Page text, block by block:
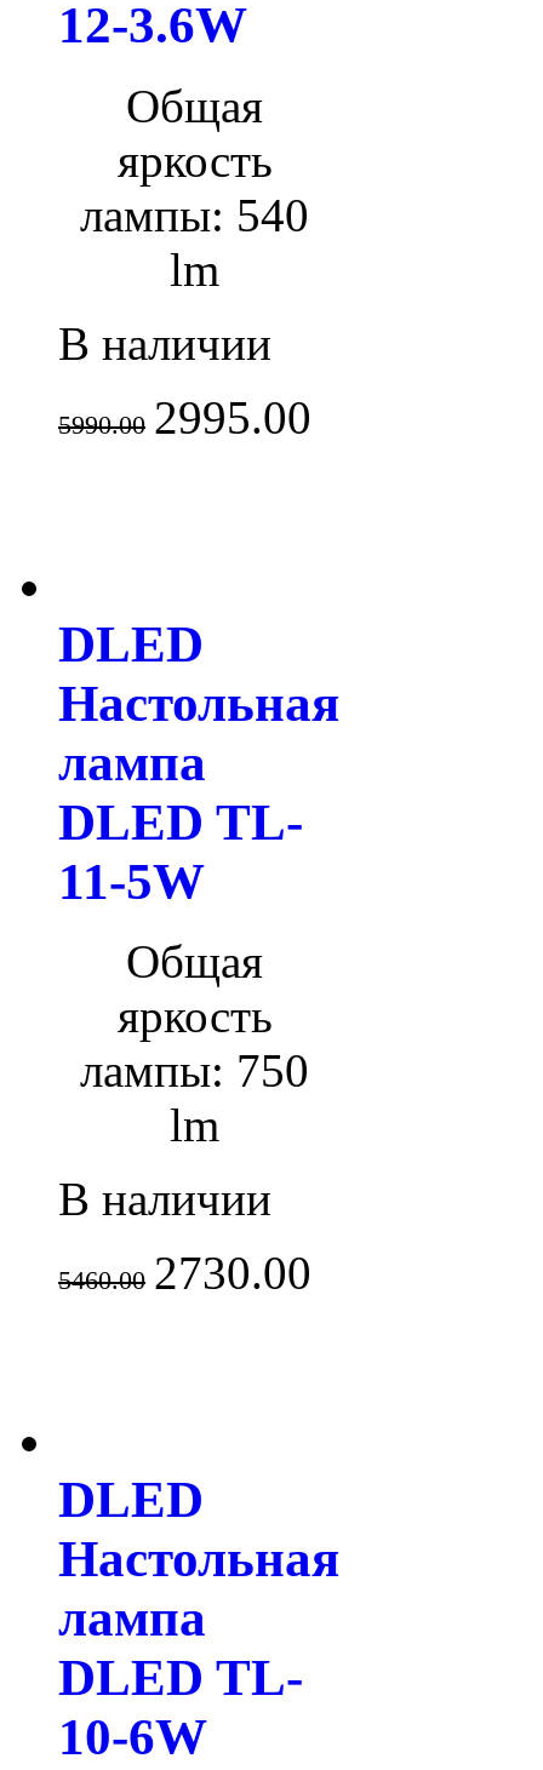
12-3.6W
Общая
яркость
лампы: 540
lm
В наличии
5990.00 2995.00
DLED
Настольная
лампа
DLED TL-
11-5W
Общая
яркость
лампы: 750
lm
В наличии
5460.00 2730.00
DLED
Настольная
лампа
DLED TL-
10-6W